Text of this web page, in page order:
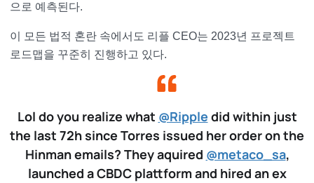
으로 예측된다.
이 모든 법적 혼란 속에서도 리플 CEO는 2023년 프로젝트
로드맵을 꾸준히 진행하고 있다.
Lol do you realize what @Ripple did within just
the last 72h since Torres issued her order on the
Hinman emails? They aquired @metaco_sa,
launched a CBDC plattform and hired an ex